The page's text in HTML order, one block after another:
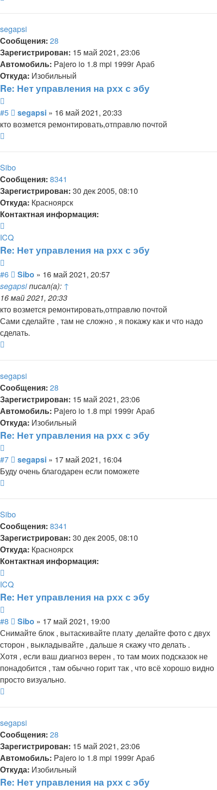
segapsi
Сообщения: 28
Зарегистрирован: 15 май 2021, 23:06
Автомобиль: Pajero io 1.8 mpi 1999г Араб
Откуда: Изобильный
Re: Нет управления на рхх с эбу
#5
Сообщение
segapsi » 16 май 2021, 20:33
кто возмется ремонтировать,отправлю почтой
Sibo
Сообщения: 8341
Зарегистрирован: 30 дек 2005, 08:10
Откуда: Красноярск
Контактная информация:
информация
пользователя
ICQ
Re: Нет управления на рхх с эбу
#6
Сообщение
Sibo » 16 май 2021, 20:57
segapsiписал(а): ↑
16 май 2021, 20:33
кто возмется ремонтировать,отправлю почтой
Сами сделайте , там не сложно , я покажу как и что надо
сделать.
segapsi
Сообщения: 28
Зарегистрирован: 15 май 2021, 23:06
Автомобиль: Pajero io 1.8 mpi 1999г Араб
Откуда: Изобильный
Re: Нет управления на рхх с эбу
#7
Сообщение
segapsi » 17 май 2021, 16:04
Буду очень благодарен если поможете
Sibo
Сообщения: 8341
Зарегистрирован: 30 дек 2005, 08:10
Откуда: Красноярск
Контактная информация:
информация
пользователя
ICQ
Re: Нет управления на рхх с эбу
#8
Сообщение
Sibo » 17 май 2021, 19:00
Снимайте блок , вытаскивайте плату ,делайте фото с двух
сторон , выкладывайте , дальше я скажу что делать .
Хотя , если ваш диагноз верен , то там моих подсказок не
понадобится , там обычно горит так , что всё хорошо видно
просто визуально.
segapsi
Сообщения: 28
Зарегистрирован: 15 май 2021, 23:06
Автомобиль: Pajero io 1.8 mpi 1999г Араб
Откуда: Изобильный
Re: Нет управления на рхх с эбу